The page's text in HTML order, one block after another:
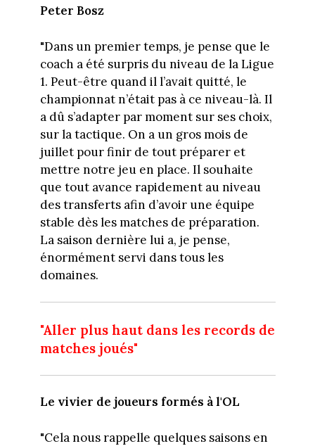
Peter Bosz
"Dans un premier temps, je pense que le
coach a été surpris du niveau de la Ligue
1. Peut-être quand il l’avait quitté, le
championnat n’était pas à ce niveau-là. Il
a dû s’adapter par moment sur ses choix,
sur la tactique. On a un gros mois de
juillet pour finir de tout préparer et
mettre notre jeu en place. Il souhaite
que tout avance rapidement au niveau
des transferts afin d’avoir une équipe
stable dès les matches de préparation.
La saison dernière lui a, je pense,
énormément servi dans tous les
domaines.
"Aller plus haut dans les records de
matches joués"
Le vivier de joueurs formés à l'OL
"Cela nous rappelle quelques saisons en